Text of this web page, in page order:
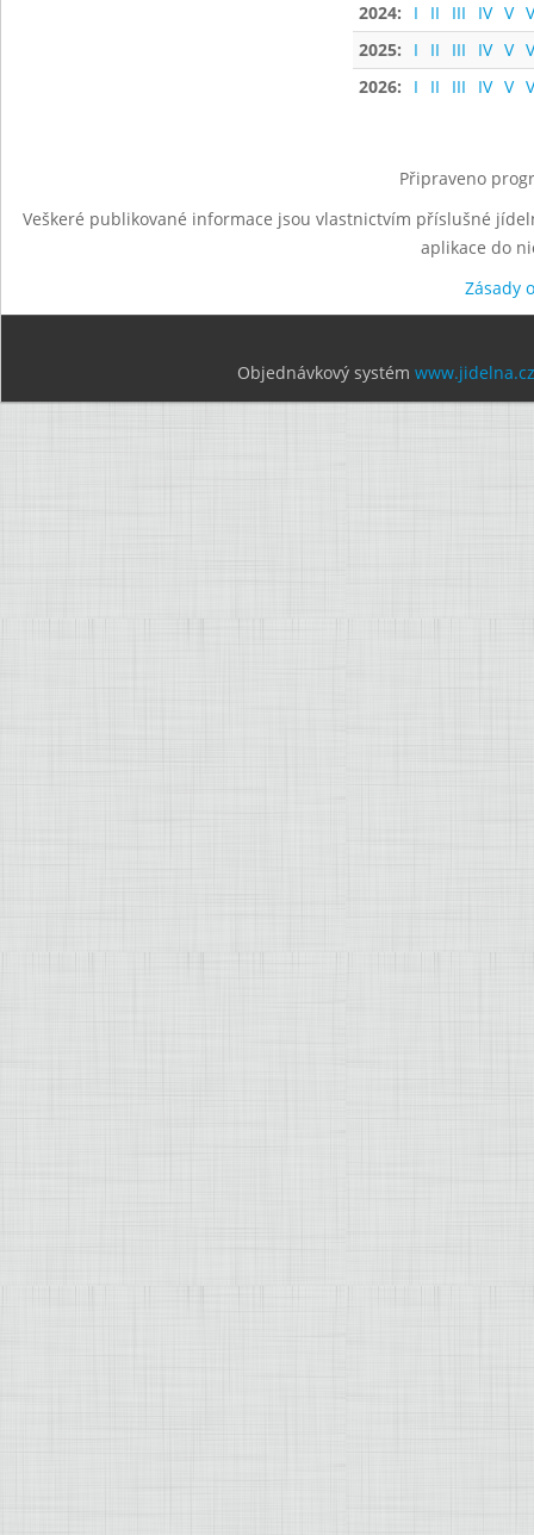
2024:
I II III IV V
2025:
I II III IV V
2026:
I II III IV V
Připraveno
Veškeré publikované informace jsou vlastnictvím příslušné
aplikace do
Zásady
Objednávkový systém www.jidelna.cz